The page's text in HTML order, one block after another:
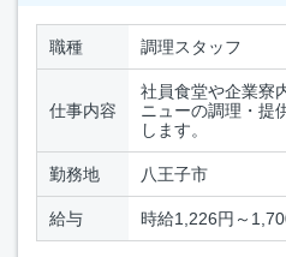
職種 調理スタッフ
仕事内容
社員食堂や企業寮
ニューの調理・提
します。
勤務地 八王子市
給与 時給1,226円～